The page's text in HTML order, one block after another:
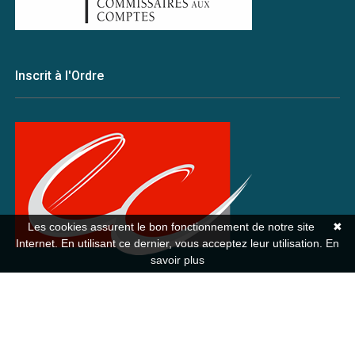
Inscrit à l'Ordre
✖
Les cookies assurent le bon fonctionnement de notre site
Internet. En utilisant ce dernier, vous acceptez leur utilisation. En
savoir plus